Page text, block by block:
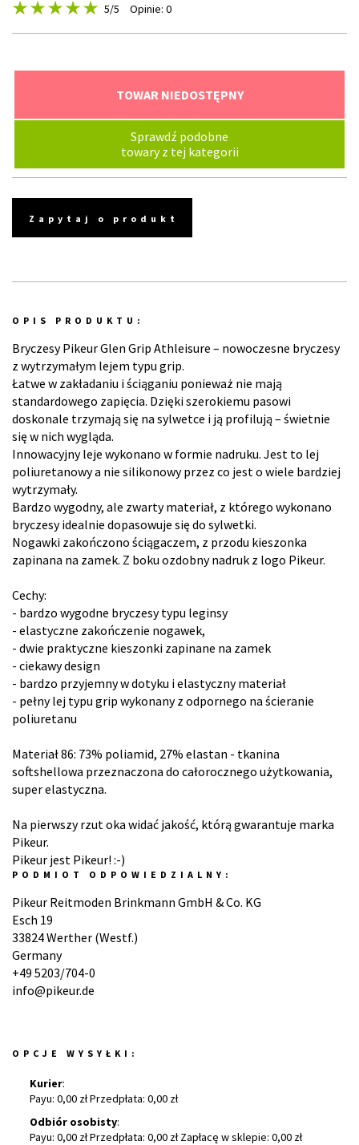
5/5 Opinie: 0
TOWAR NIEDOSTĘPNY
Sprawdź podobne
towary z tej kategorii
Zapytaj o produkt
OPIS PRODUKTU:
Bryczesy Pikeur Glen Grip Athleisure – nowoczesne bryczesy
z wytrzymałym lejem typu grip.
Łatwe w zakładaniu i ściąganiu ponieważ nie mają
standardowego zapięcia. Dzięki szerokiemu pasowi
doskonale trzymają się na sylwetce i ją profilują – świetnie
się w nich wygląda.
Innowacyjny leje wykonano w formie nadruku. Jest to lej
poliuretanowy a nie silikonowy przez co jest o wiele bardziej
wytrzymały.
Bardzo wygodny, ale zwarty materiał, z którego wykonano
bryczesy idealnie dopasowuje się do sylwetki.
Nogawki zakończono ściągaczem, z przodu kieszonka
zapinana na zamek. Z boku ozdobny nadruk z logo Pikeur.
Cechy:
- bardzo wygodne bryczesy typu leginsy
- elastyczne zakończenie nogawek,
- dwie praktyczne kieszonki zapinane na zamek
- ciekawy design
- bardzo przyjemny w dotyku i elastyczny materiał
- pełny lej typu grip wykonany z odpornego na ścieranie
poliuretanu
Materiał 86: 73% poliamid, 27% elastan - tkanina
softshellowa przeznaczona do całorocznego użytkowania,
super elastyczna.
Na pierwszy rzut oka widać jakość, którą gwarantuje marka
Pikeur.
Pikeur jest Pikeur! :-)
PODMIOT ODPOWIEDZIALNY:
Pikeur Reitmoden Brinkmann GmbH & Co. KG
Esch 19
33824 Werther (Westf.)
Germany
+49 5203/704-0
info@pikeur.de
OPCJE WYSYŁKI:
Kurier:
Payu: 0,00 zł Przedpłata: 0,00 zł
Odbiór osobisty:
Payu: 0,00 zł Przedpłata: 0,00 zł Zapłacę w sklepie: 0,00 zł